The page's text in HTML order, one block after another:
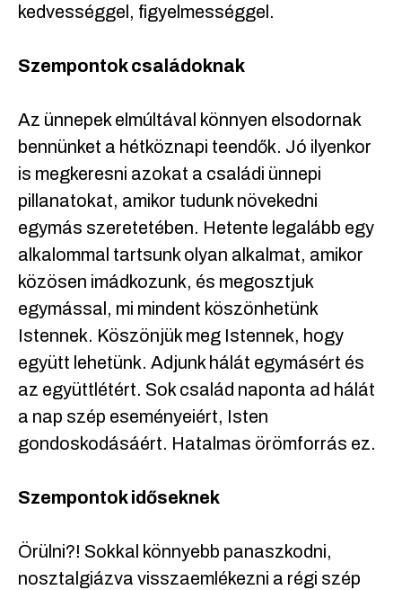
kedvességgel, figyelmességgel.
Szempontok családoknak
Az ünnepek elmúltával könnyen elsodornak
bennünket a hétköznapi teendők. Jó ilyenkor
is megkeresni azokat a családi ünnepi
pillanatokat, amikor tudunk növekedni
egymás szeretetében. Hetente legalább egy
alkalommal tartsunk olyan alkalmat, amikor
közösen imádkozunk, és megosztjuk
egymással, mi mindent köszönhetünk
Istennek. Köszönjük meg Istennek, hogy
együtt lehetünk. Adjunk hálát egymásért és
az együttlétért. Sok család naponta ad hálát
a nap szép eseményeiért, Isten
gondoskodásáért. Hatalmas örömforrás ez.
Szempontok időseknek
Örülni?! Sokkal könnyebb panaszkodni,
nosztalgiázva visszaemlékezni a régi szép